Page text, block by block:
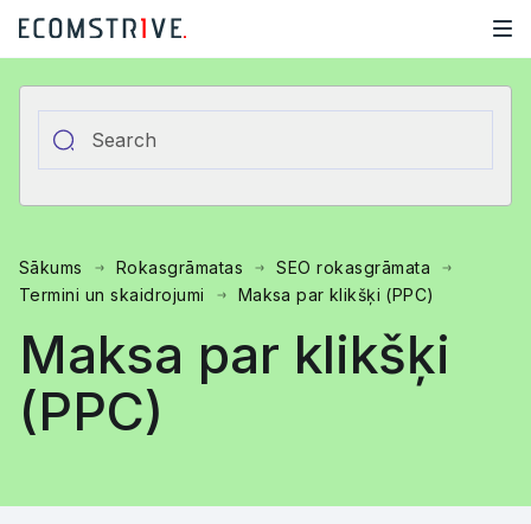
Sākums Rokasgrāmatas
SEO rokasgrāmata
Termini un skaidrojumi
Maksa par klikšķi (PPC)
Maksa par klikšķi
(PPC)